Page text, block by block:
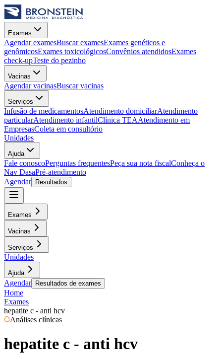
Exames
Agendar examesBuscar examesExames genéticos e
genômicosExames toxicológicosConvênios atendidosExames
check-upTeste do pezinho
Vacinas
Agendar vacinasBuscar vacinas
Serviços
Infusão de medicamentosAtendimento domiciliarAtendimento
particularAtendimento infantilClínica TEAAtendimento em
EmpresasColeta em consultório
Unidades
Ajuda
Fale conoscoPerguntas frequentesPeça sua nota fiscalConheça o
Nav DasaPré-atendimento
Agendar
Resultados
Exames
Vacinas
Serviços
Unidades
Ajuda
Agendar Resultados de exames
Home
Exames
hepatite c - anti hcv
Análises clínicas
hepatite c - anti hcv